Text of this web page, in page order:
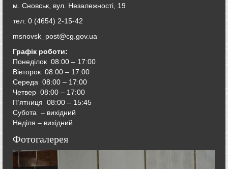
м. Сновськ, вул. Незалежності, 19
тел: 0 (4654) 2-15-42
msnovsk_post@cg.gov.ua
Графік роботи:
Понеділок 08:00 – 17:00
Вівторок 08:00 – 17:00
Середа 08:00 – 17:00
Четвер 08:00 – 17:00
П’ятниця 08:00 – 15:45
Субота – вихідний
Неділя – вихідний
Фотогалерея